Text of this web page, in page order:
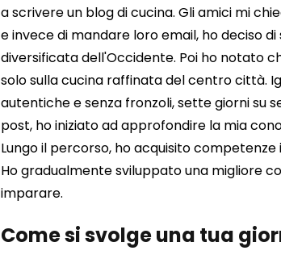
a scrivere un blog di cucina. Gli amici mi
e invece di mandare loro email, ho deciso
diversificata dell'Occidente. Poi ho notato
solo sulla cucina raffinata del centro città.
autentiche e senza fronzoli, sette giorni su
post, ho iniziato ad approfondire la mia
Lungo il percorso, ho acquisito
Ho gradualmente sviluppato una migliore
imparare.
Come si svolge una tua